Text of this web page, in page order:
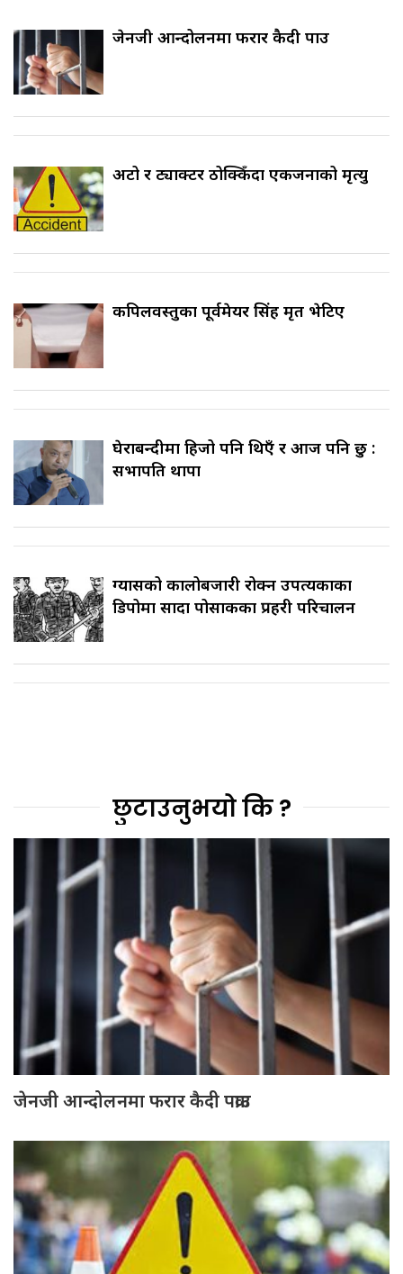
जेनजी आन्दोलनमा फरार कैदी पक्राउ
अटो र ट्याक्टर ठोक्किँदा एकजनाको मृत्यु
कपिलवस्तुका पूर्वमेयर सिंह मृत भेटिए
घेराबन्दीमा हिजो पनि थिएँ र आज पनि छु :
सभापति थापा
ग्यासको कालोबजारी रोक्न उपत्यकाका
डिपोमा सादा पोसाकका प्रहरी परिचालन
छुटाउनुभयो कि ?
जेनजी आन्दोलनमा फरार कैदी पक्राउ